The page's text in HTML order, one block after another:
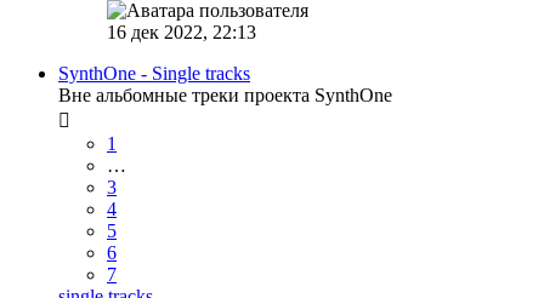
16 дек 2022, 22:13
SynthOne - Single tracks
Вне альбомные треки проекта SynthOne
1
…
3
4
5
6
7